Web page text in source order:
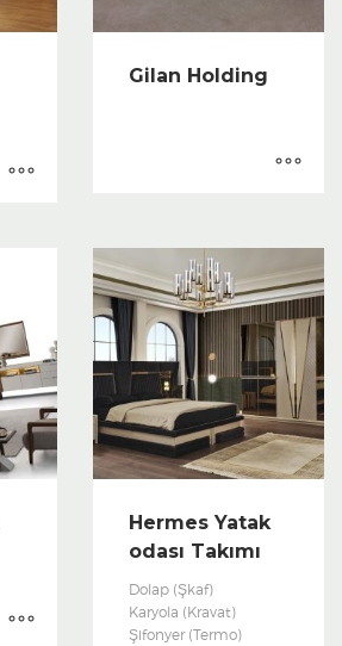
Gilan Holding
Hermes Yatak
odası Takımı
Dolap (Şkaf)
Karyola (Kravat)
Şifonyer (Termo)